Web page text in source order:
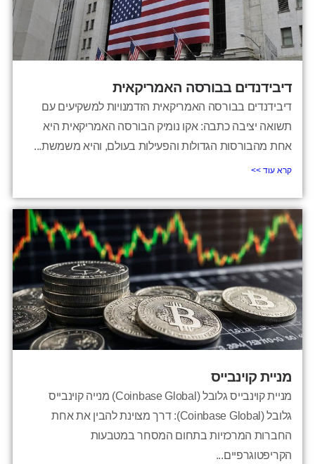
דיבידנדים בבורסה האמריקאית
דיבידנדים בבורסה האמריקאית הזדמנויות למשקיעים עם
תשואה יציבה כתבה: אקו נומיק הבורסה האמריקאית היא
אחת מהבורסות הגדולות והפעילות בעולם, והיא משמשת...
קרא עוד >>
מניית קוינבייס
מניית קוינבייס גלובל (Coinbase Global) מנייה קוינבייס
גלובל (Coinbase Global): דרך מצוינת להבין את אחת
החברות המרכזיות בתחום המסחר במטבעות
הקריפטוגרפיים...